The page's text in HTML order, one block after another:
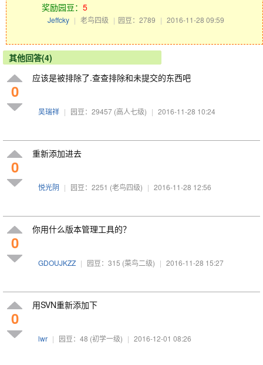
奖励园豆： 5
Jeffcky | 老鸟四级 | 园豆：2789 | 2016-11-28 09:59
其他回答(4)
0
应该是被排除了.查查排除和未提交的东西吧
吴瑞祥 | 园豆：29457 (高人七级) | 2016-11-28 10:24
0
重新添加进去
悦光阴 | 园豆：2251 (老鸟四级) | 2016-11-28 12:56
0
你用什么版本管理工具的？
GDOUJKZZ | 园豆：315 (菜鸟二级) | 2016-11-28 15:27
0
用SVN重新添加下
lwr | 园豆：48 (初学一级) | 2016-12-01 08:26